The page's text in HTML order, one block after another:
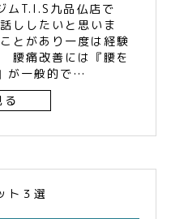
ムT.I.S九品仏店で
ししたいと思いま
とがあり一度は経験
腰痛改善には『腰を
が一般的で…
る